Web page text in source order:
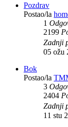
Pozdrav
Postao/la
1
2199
Zadnji
05 ožu
Bok
Postao/la
3
2404
Zadnji
11 stu